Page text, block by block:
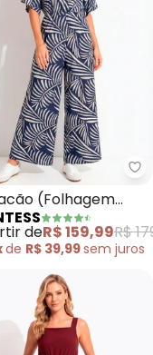
(Folhagem
em Malha de
deR$ 159,99R$
de R$ 39,99sem juros